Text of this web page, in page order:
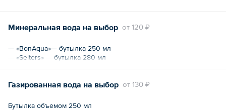
oт 120 ₽
Минеральная вода на выбор
— «BonAqua»— бутылка 250 мл
— «Selters» — бутылка 280 мл
oт 130 ₽
Газированная вода на выбор
Бутылка объемом 250 мл